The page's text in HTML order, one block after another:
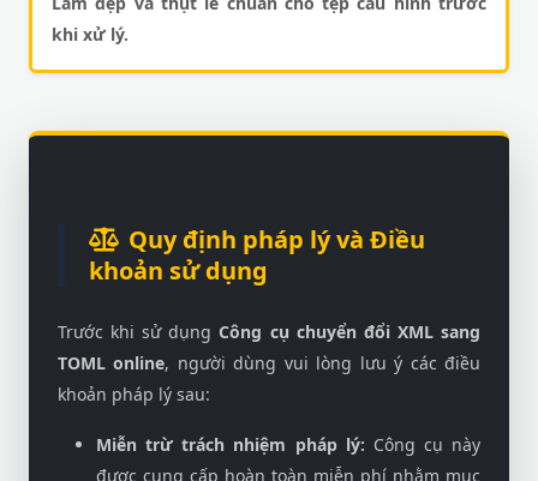
khi xử lý.
Quy định pháp lý và Điều
khoản sử dụng
Trước khi sử dụngCông cụ chuyển đổi XML sang
TOML online, người dùng vui lòng lưu ý các điều
khoản pháp lý sau:
Miễn trừ trách nhiệm pháp lý: Công cụ này
được cung cấp hoàn toàn miễn phí nhằm mục